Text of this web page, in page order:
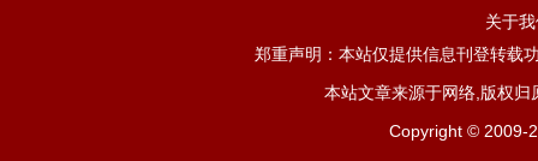
关于
郑重声明：本站仅提供信息刊登转载
本站文章来源于网络,版权
Copyright © 2009-